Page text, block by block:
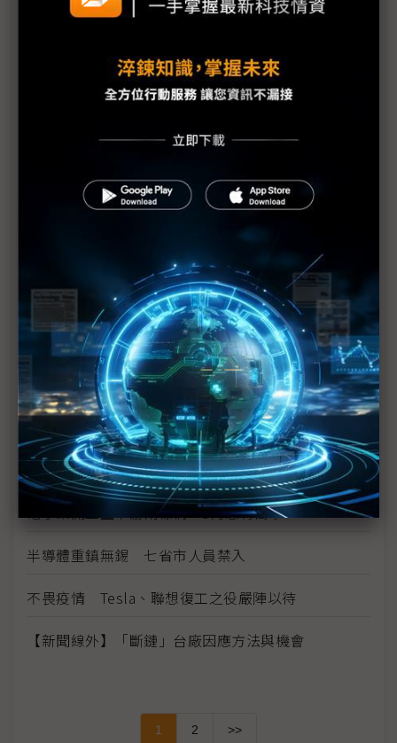
(Daily Issue)疫情消滅之日 才是手機需求復甦之時
華為：消費性、通訊設備生產正常 封測供應鏈也報
韓政府成功搶救現代汽車 恢復正常運作仍須1~2週
日系零件廠獨睞5G 機器人廠看好汽車領域投資
中國車業短期受疫情衝擊 供需復原存何變數？
中國封城外溢效應 恐重傷電子供應鏈
武漢疫情影響開工 恐衝擊被動元件市場
台積電產能仍瘋搶 華為海思一單未減
考驗復工後才開始 中國2020年汽車產量減少逾90萬
輛
步Switch後塵 疫情恐致Xbox X、PS5發布延後
電子業開工上下游兩樣情 3月恐有衝擊
半導體重鎮無錫 七省市人員禁入
不畏疫情 Tesla、聯想復工之役嚴陣以待
【新聞線外】「斷鏈」台廠因應方法與機會
1 2 >>